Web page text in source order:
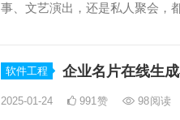
事、文艺演出，还是私人聚会，
软件工程 企业名片在线生
2025-01-24 991赞 98阅读